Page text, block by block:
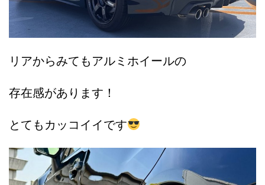
リアからみてもアルミホイールの
存在感があります！
とてもカッコイイです